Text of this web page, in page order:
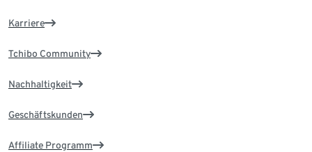
Karriere
Tchibo Community
Nachhaltigkeit
Geschäftskunden
Affiliate Programm